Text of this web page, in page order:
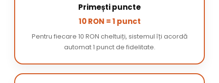
Primești puncte
10 RON = 1 punct
Pentru fiecare 10 RON cheltuiți, sistemul îți acordă
automat 1 punct de fidelitate.